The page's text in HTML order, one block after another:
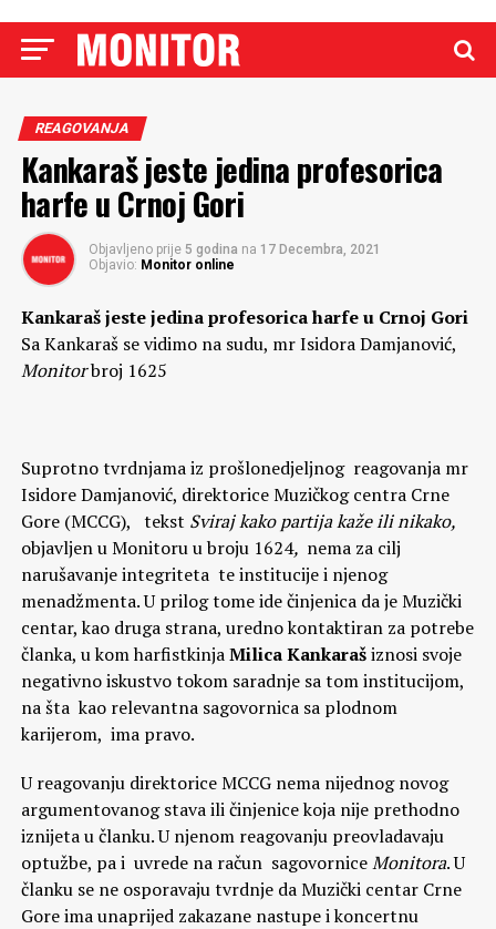
REAGOVANJA
Kankaraš jeste jedina profesorica
harfe u Crnoj Gori
Objavljeno prije 5 godina na 17 Decembra, 2021
Objavio: Monitor online
Kankaraš jeste jedina profesorica harfe u Crnoj Gori
Sa Kankaraš se vidimo na sudu, mr Isidora Damjanović,
Monitorbroj 1625
Suprotno tvrdnjama iz prošlonedjeljnog reagovanja mr
Isidore Damjanović, direktorice Muzičkog centra Crne
Gore (MCCG), tekst Sviraj kako partija kaže ili nikako,
objavljen u Monitoru u broju 1624, nema za cilj
narušavanje integriteta te institucije i njenog
menadžmenta. U prilog tome ide činjenica da je Muzički
centar, kao druga strana, uredno kontaktiran za potrebe
članka, u kom harfistkinjaMilica Kankarašiznosi svoje
negativno iskustvo tokom saradnje sa tom institucijom,
na šta kao relevantna sagovornica sa plodnom
karijerom, ima pravo.
U reagovanju direktorice MCCG nema nijednog novog
argumentovanog stava ili činjenice koja nije prethodno
iznijeta u članku. U njenom reagovanju preovladavaju
optužbe, pa i uvrede na račun sagovorniceMonitora. U
članku se ne osporavaju tvrdnje da Muzički centar Crne
Gore ima unaprijed zakazane nastupe i koncertnu